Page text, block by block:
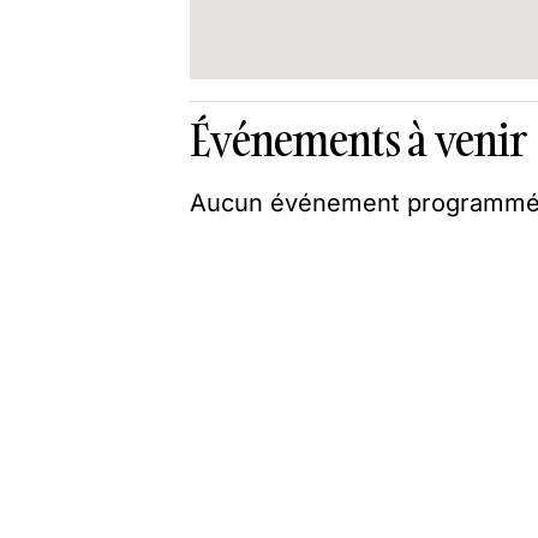
Événements à venir
Aucun événement